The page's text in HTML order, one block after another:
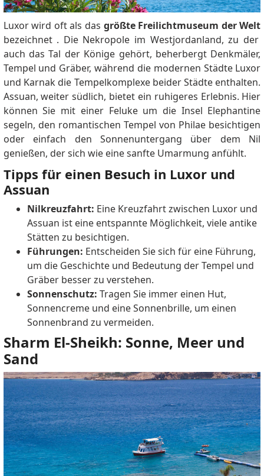
Luxor wird oft als das größte Freilichtmuseum der Welt
bezeichnet . Die Nekropole im Westjordanland, zu der
auch das Tal der Könige gehört, beherbergt Denkmäler,
Tempel und Gräber, während die modernen Städte Luxor
und Karnak die Tempelkomplexe beider Städte enthalten.
Assuan, weiter südlich, bietet ein ruhigeres Erlebnis. Hier
können Sie mit einer Feluke um die Insel Elephantine
segeln, den romantischen Tempel von Philae besichtigen
oder einfach den Sonnenuntergang über dem Nil
genießen, der sich wie eine sanfte Umarmung anfühlt.
Tipps für einen Besuch in Luxor und
Assuan
Nilkreuzfahrt: Eine Kreuzfahrt zwischen Luxor und
Assuan ist eine entspannte Möglichkeit, viele antike
Stätten zu besichtigen.
Führungen: Entscheiden Sie sich für eine Führung,
um die Geschichte und Bedeutung der Tempel und
Gräber besser zu verstehen.
Sonnenschutz: Tragen Sie immer einen Hut,
Sonnencreme und eine Sonnenbrille, um einen
Sonnenbrand zu vermeiden.
Sharm El-Sheikh: Sonne, Meer und
Sand